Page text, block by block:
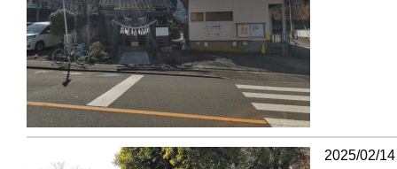
2025/02/